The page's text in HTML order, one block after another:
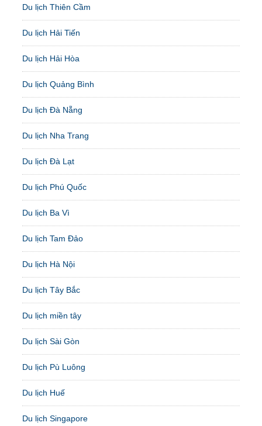
Du lịch Thiên Cầm
Du lịch Hải Tiến
Du lịch Hải Hòa
Du lịch Quảng Bình
Du lịch Đà Nẵng
Du lịch Nha Trang
Du lịch Đà Lạt
Du lịch Phú Quốc
Du lịch Ba Vì
Du lịch Tam Đảo
Du lịch Hà Nội
Du lịch Tây Bắc
Du lịch miền tây
Du lịch Sài Gòn
Du lịch Pù Luông
Du lịch Huế
Du lịch Singapore